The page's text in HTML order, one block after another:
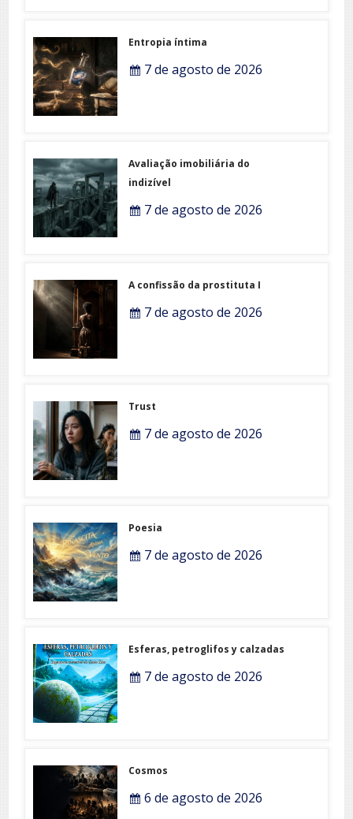
Entropia íntima
7 de agosto de 2026
Avaliação imobiliária do
indizível
7 de agosto de 2026
A confissão da prostituta I
7 de agosto de 2026
Trust
7 de agosto de 2026
Poesia
7 de agosto de 2026
Esferas, petroglifos y calzadas
7 de agosto de 2026
Cosmos
6 de agosto de 2026